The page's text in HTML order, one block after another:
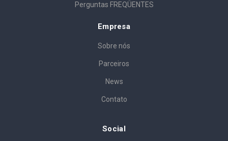
Perguntas FREQÜENTES
Empresa
Sobre nós
Parceiros
News
Contato
Social